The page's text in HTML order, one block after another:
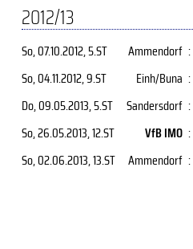
2012/13
So, 07.10.2012, 5.ST Ammendorf :
So, 04.11.2012, 9.ST Einh/Buna :
Do, 09.05.2013, 5.ST Sandersdorf :
So, 26.05.2013, 12.ST VfB IMO :
So, 02.06.2013, 13.ST Ammendorf :